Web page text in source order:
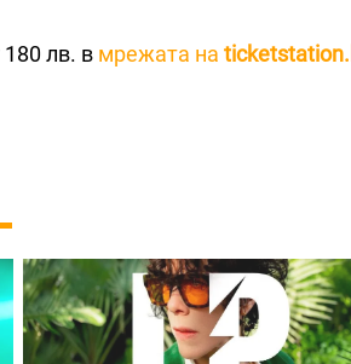
лв. в мрежата на